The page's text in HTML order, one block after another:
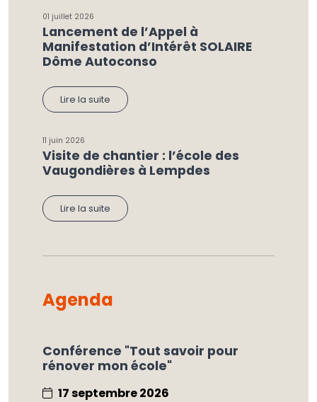
01 juillet 2026
Lancement de l’Appel à
Manifestation d’Intérêt SOLAIRE
Dôme Autoconso
Lire la suite
11 juin 2026
Visite de chantier : l’école des
Vaugondières à Lempdes
Lire la suite
Agenda
Conférence "Tout savoir pour
rénover mon école"
17 septembre 2026